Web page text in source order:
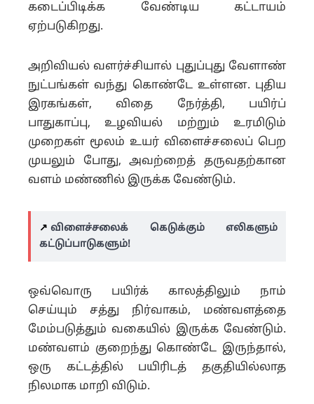
கடைப்பிடிக்க வேண்டிய கட்டாயம்
ஏற்படுகிறது.
அறிவியல் வளர்ச்சியால் புதுப்புது வேளாண்
நுட்பங்கள் வந்து கொண்டே உள்ளன. புதிய
இரகங்கள், விதை நேர்த்தி, பயிர்ப்
பாதுகாப்பு, உழவியல் மற்றும் உரமிடும்
முறைகள் மூலம் உயர் விளைச்சலைப் பெற
முயலும் போது, அவற்றைத் தருவதற்கான
வளம் மண்ணில் இருக்க வேண்டும்.
↗️ விளைச்சலைக் கெடுக்கும் எலிகளும்
கட்டுப்பாடுகளும்!
ஒவ்வொரு பயிர்க் காலத்திலும் நாம்
செய்யும் சத்து நிர்வாகம், மண்வளத்தை
மேம்படுத்தும் வகையில் இருக்க வேண்டும்.
மண்வளம் குறைந்து கொண்டே இருந்தால்,
ஒரு கட்டத்தில் பயிரிடத் தகுதியில்லாத
நிலமாக மாறி விடும்.